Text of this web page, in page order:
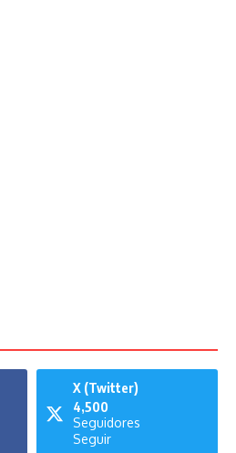
X (Twitter)
4,500
Seguidores
Seguir